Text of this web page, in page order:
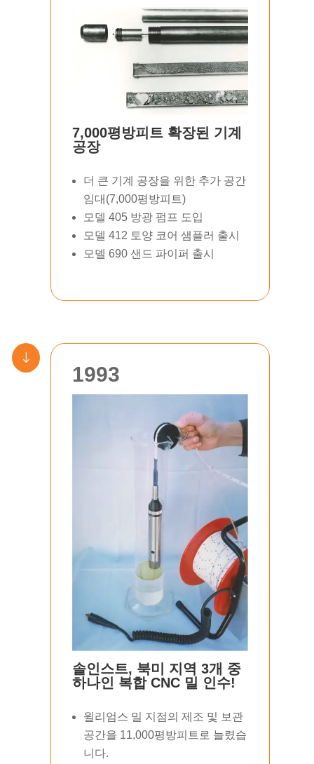
7,000평방피트 확장된 기계
공장
더 큰 기계 공장을 위한 추가 공간
임대(7,000평방피트)
모델 405 방광 펌프 도입
모델 412 토양 코어 샘플러 출시
모델 690 샌드 파이퍼 출시
1993
솔인스트, 북미 지역 3개 중
하나인 복합 CNC 밀 인수!
윌리엄스 밀 지점의 제조 및 보관
공간을 11,000평방피트로 늘렸습
니다.
"